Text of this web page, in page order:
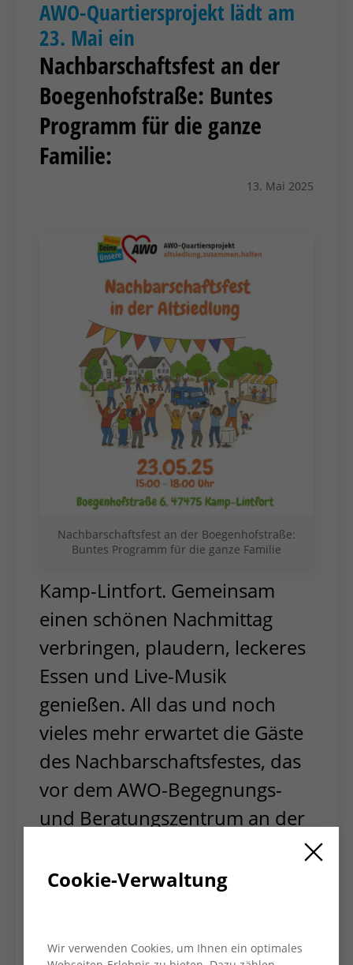
AWO-Quartiersprojekt lädt am
23. Mai ein
Nachbarschaftsfest an der
Boegenhofstraße: Buntes
Programm für die ganze
Familie:
13. Mai 2025
Nachbarschaftsfest an der Boegenhofstraße:
Buntes Programm für die ganze Familie
Kamp-Lintfort. Gemeinsam
einen schönen Nachmittag
verbringen, plaudern, leckeres
Essen und Live-Musik
genießen. All das und noch
vieles mehr erwartet die Gäste
des Nachbarschaftsfestes, das
vor dem AWO-Begegnungs-
und Beratungszentrum an der
Boegenhofstraße 6 stattfindet.
Wann ist es soweit? Am Freitag,
Vereinen rund um die Altsiedlung und dem
Cookie-Verwaltung
Wir verwenden Cookies, um Ihnen ein optimales